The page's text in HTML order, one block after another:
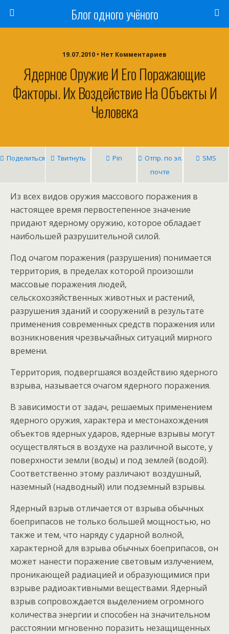
Блог одного учёного
19.07.2010 • Нет Комментариев
Ядерное Оружие И Его Поражающие
Факторы. Их Воздействие На Объекты И
Человека
Поделиться Твитнуть Pin
Отпр. по эл.
почте
SMS
Из всех видов оружия массового поражения в
настоящее время первостепенное значение
придают ядерному оружию, которое обладает
наибольшей разрушительной силой.
Под очагом поражения (разрушения) понимается
территория, в пределах которой произошли
массовые поражения людей,
сельскохозяйственных животных и растений,
разрушения зданий и сооружений в результате
применения современных средств поражения или
возникновения чрезвычайных ситуаций мирного
времени.
Территория, подвергшаяся воздействию ядерного
взрыва, называется очагом ядерного поражения.
В зависимости от задач, решаемых применением
ядерного оружия, характера и местонахождения
объектов ядерных ударов, ядерные взрывы могут
осуществляться в воздухе на различной высоте, у
поверхности земли (воды) и под землей (водой).
Соответственно этому различают воздушный,
наземный (надводный) или подземный взрывы.
Ядерный взрыв отличается от взрыва обычных
боеприпасов не только большей мощностью, но
также и тем, что наряду с ударной волной,
характерной для взрыва обычных боеприпасов, он
может нанести поражение световым излучением,
проникающей радиацией и образующимися при
взрыве радиоактивными веществами. Ядерный
взрыв сопровождается выделением огромного
количества энергии и способен на значительном
расстоянии мгновенно поразить незащищенных